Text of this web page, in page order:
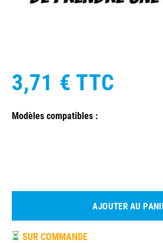
3,71 € TTC
Modèles compatibles :
AJOUTER AU
⏳ SUR COMMANDE